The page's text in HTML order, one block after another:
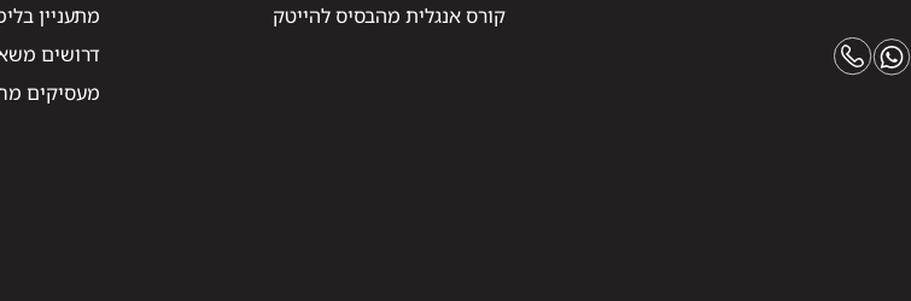
קורס אנגלית מהבסיס להייטק
מתעניין
דרושים
מעסיקים